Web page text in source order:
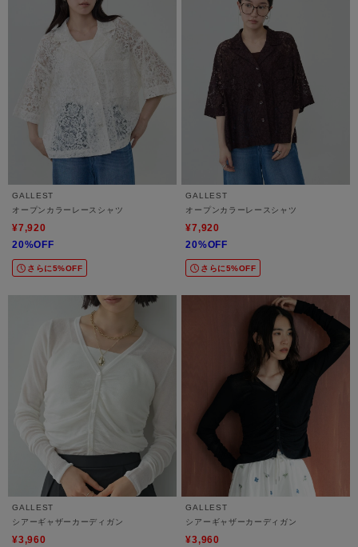
GALLEST
オープンカラーレースシャツ
¥7,920
20%OFF
さらに5%OFF
GALLEST
オープンカラーレースシャツ
¥7,920
20%OFF
さらに5%OFF
GALLEST
シアーギャザーカーディガン
¥3,960
GALLEST
シアーギャザーカーディガン
¥3,960